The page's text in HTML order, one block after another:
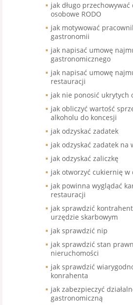
jak długo przechowywać
osobowe RODO
jak motywować
gastronomii
jak napisać umowę
gastronomicznego
jak napisać umowę
restauracji
jak nie ponosić ukrytych
jak obliczyć wartość
alkoholu do koncesji
jak odzyskać zadatek
jak odzyskać zadatek na
jak odzyskać zaliczkę
jak otworzyć cukiernię w
jak powinna wyglądać
restauracji
jak sprawdzić
urzędzie skarbowym
jak sprawdzić nip
jak sprawdzić stan
nieruchomości
jak sprawdzić
konrahenta
jak zabezpieczyć
gastronomiczną